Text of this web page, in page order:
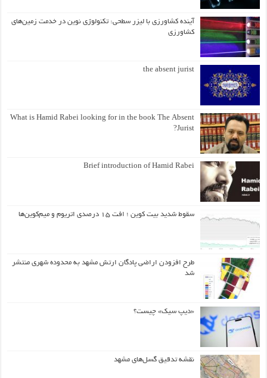
آینده کشاورزی با لیزر سطحی: تکنولوژی نوین در خدمت زمین‌های
کشاورزی
the absent jurist
What is Hamid Rabei looking for in the book The Absent
Jurist?
Brief introduction of Hamid Rabei
سقوط شدید بیت کوین ؛ افت ۱۵ درصدی اتریوم و میم‌کوین‌ها
طرح افزودن اراضی پادگان ارتش مشهد به محدوده شهری منتشر
شد
«دیپ سیک» چیست؟
نقشه تدقیق گسل‌های مشهد